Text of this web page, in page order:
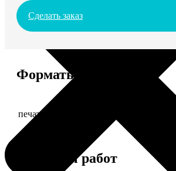
Сделать заказ
Форматы и цены
печать фото на холсте 30х90 на
Примеры работ